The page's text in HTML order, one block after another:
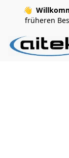
👋
früheren